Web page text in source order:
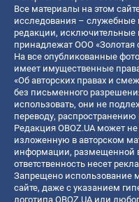
Все материалы на этом
исследования – служебные
редакции,
принадлежат ООО «Золотая
На все опубликованные
имеет имущественные
«Об авторских правах и
без письменного
использовать, они не
переводу,
Редакция OBOZ.UA может
изложенную в авторском
информации, размещенной
ответственность несет
Запрещено использование
сайте, даже с указанием
логотипа OBOZ.UA или